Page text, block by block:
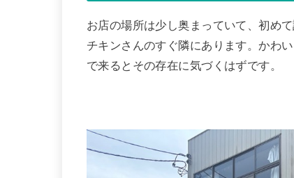
お店の場所は少し奥まっていて、初め
チキンさんのすぐ隣にあります。かわ
で来るとその存在に気づくはずです。